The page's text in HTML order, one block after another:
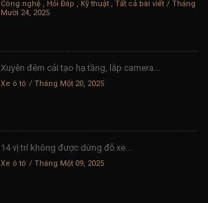
Công nghệ , Hỏi Đáp , Kỹ thuật , Tất cả bài viết
Tháng
Mười 24, 2025
Xuyên đêm cải tạo hạ tầng, lắp camera...
Xe ô tô Tháng Một 20, 2025
14 vị trí không được dừng đỗ xe...
Xe ô tô Tháng Một 09, 2025